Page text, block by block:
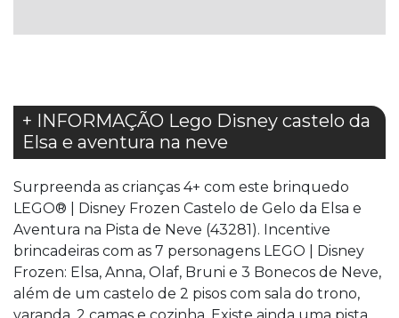
+ INFORMAÇÃO Lego Disney castelo da
Elsa e aventura na neve
Surpreenda as crianças 4+ com este brinquedo
LEGO® | Disney Frozen Castelo de Gelo da Elsa e
Aventura na Pista de Neve (43281). Incentive
brincadeiras com as 7 personagens LEGO | Disney
Frozen: Elsa, Anna, Olaf, Bruni e 3 Bonecos de Neve,
além de um castelo de 2 pisos com sala do trono,
varanda, 2 camas e cozinha. Existe ainda uma pista